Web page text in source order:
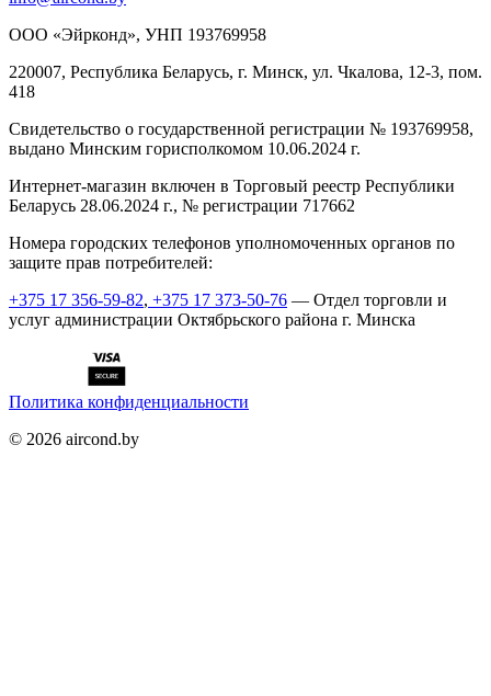
ООО «Эйрконд», УНП 193769958
220007, Республика Беларусь, г. Минск, ул. Чкалова, 12-3, пом.
418
Cвидетельство о государственной регистрации № 193769958,
выдано Минским горисполкомом 10.06.2024 г.
Интернет-магазин включен в Торговый реестр Республики
Беларусь 28.06.2024 г., № регистрации 717662
Номера городских телефонов уполномоченных органов по
защите прав потребителей:
+375 17 356-59-82, +375 17 373-50-76 — Отдел торговли и
услуг администрации Октябрьского района г. Минска
Политика конфиденциальности
© 2026 aircond.by